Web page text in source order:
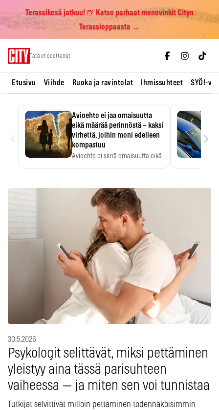
Terassikesä jatkuu! 🍺 Katso parhaat menovinkit Cityn
Terassioppaasta →
Tätä et odottanut
Etusivu Viihde Ruoka ja ravintolat Ihmissuhteet SYÖ!-
Avioehto ei jaa omaisuutta
eikä määrää perinnöstä – kaksi
virhettä, joihin moni edelleen
kompastuu
Avioehto ei siirrä omaisuutta eikä
›
30.5.2026
Psykologit selittävät, miksi pettäminen
yleistyy aina tässä parisuhteen
vaiheessa — ja miten sen voi tunnistaa
Tutkijat selvittivät milloin pettäminen todennäköisimmin